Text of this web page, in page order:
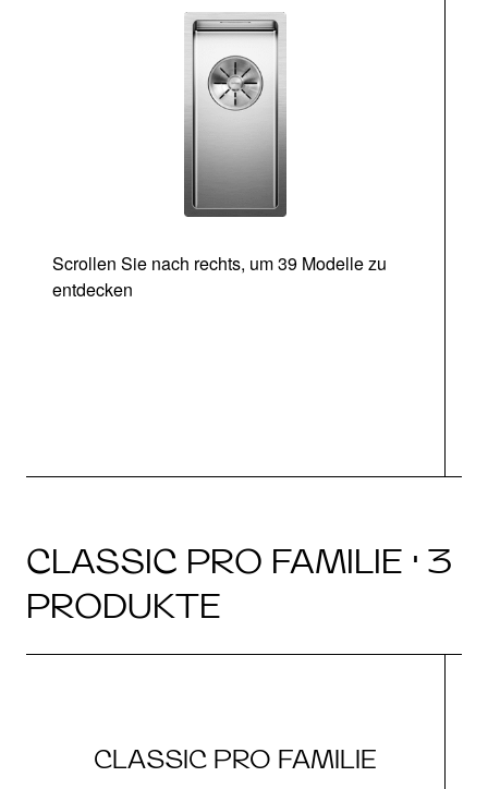
Scrollen Sie nach rechts, um 39 Modelle zu
entdecken
CLASSIC PRO FAMILIE · 3
PRODUKTE
CLASSIC PRO FAMILIE